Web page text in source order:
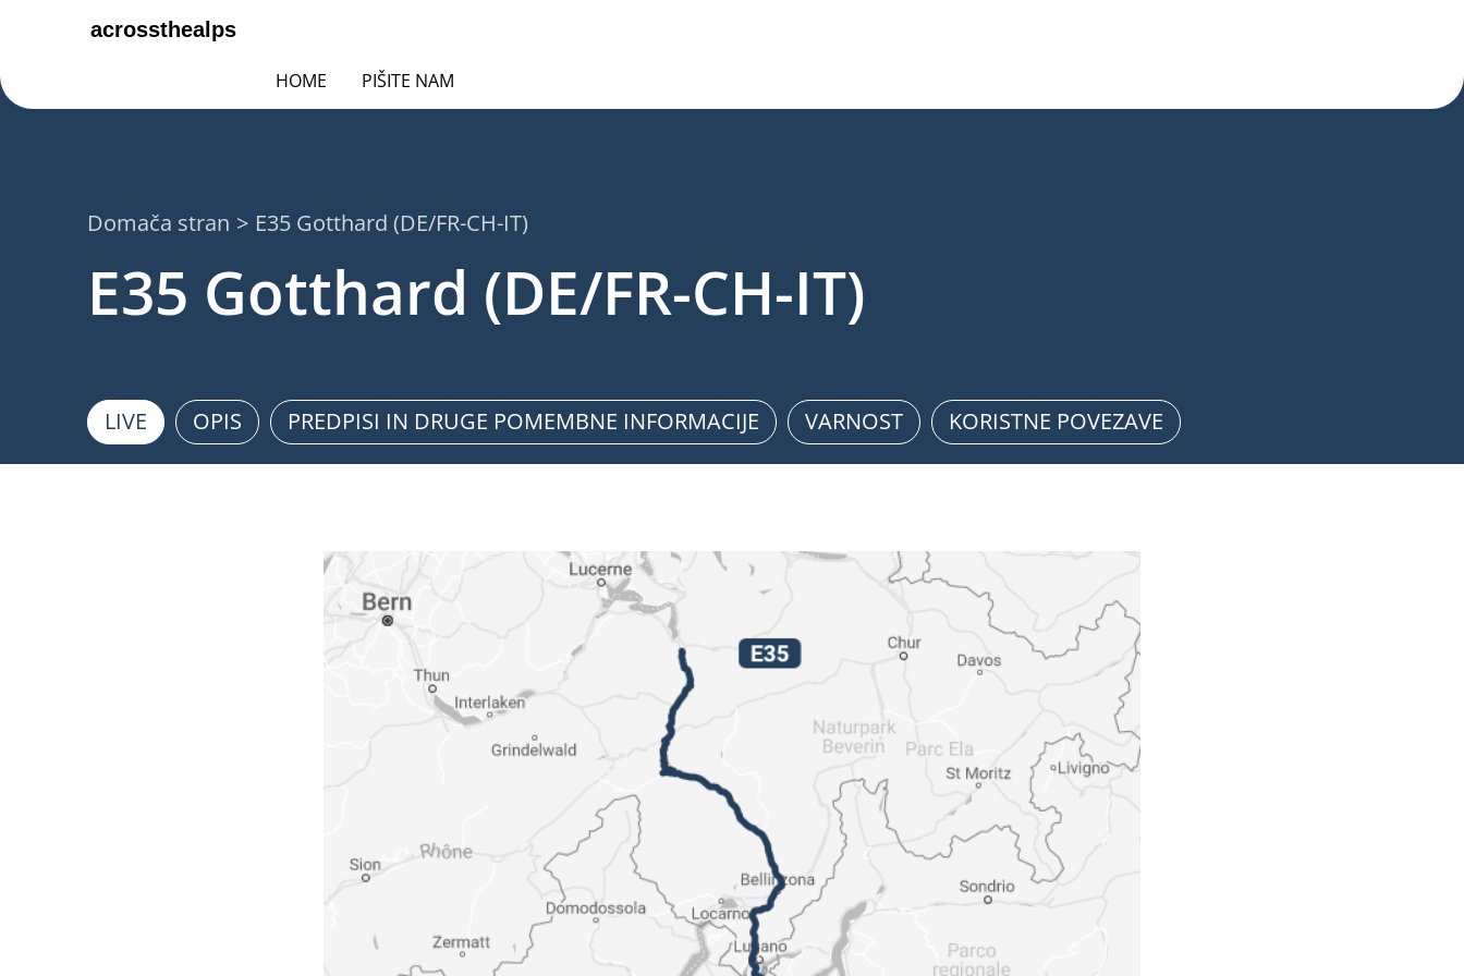
HOME PIŠITE NAM
Domača stran E35 Gotthard (DE/FR-CH-IT)
E35 Gotthard (DE/FR-CH-IT)
LIVE OPIS PREDPISI IN DRUGE POMEMBNE INFORMACIJE VARNOST KORISTNE POVEZAVE